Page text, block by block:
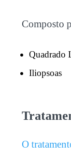
Composto
Quadrado
Iliopsoas
O